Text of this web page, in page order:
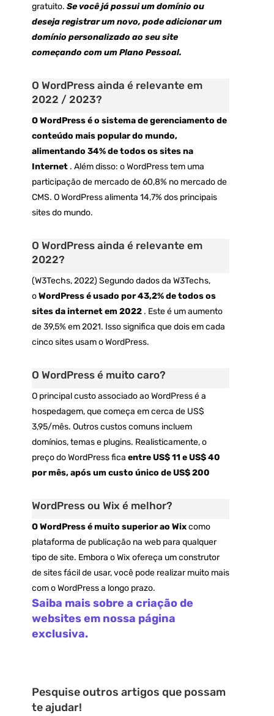
gratuito. Se você já possui um domínio ou
deseja registrar um novo, pode adicionar um
domínio personalizado ao seu site
começando com um Plano Pessoal.
O WordPress ainda é relevante em
2022 / 2023?
O WordPress é o sistema de gerenciamento de
conteúdo mais popular do mundo,
alimentando 34% de todos os sites na
Internet. Além disso: o WordPress tem uma
participação de mercado de 60,8% no mercado de
CMS. O WordPress alimenta 14,7% dos principais
sites do mundo.
O WordPress ainda é relevante em
2022?
(W3Techs, 2022) Segundo dados da W3Techs,
oWordPress é usado por 43,2% de todos os
sites da internet em 2022. Este é um aumento
de 39,5% em 2021. Isso significa que dois em cada
cinco sites usam o WordPress.
O WordPress é muito caro?
O principal custo associado ao WordPress é a
hospedagem, que começa em cerca de US$
3,95/mês. Outros custos comuns incluem
domínios, temas e plugins. Realisticamente, o
preço do WordPress fica entre US$ 11 e US$ 40
por mês, após um custo único de US$ 200
WordPress ou Wix é melhor?
O WordPress é muito superior ao Wixcomo
plataforma de publicação na web para qualquer
tipo de site. Embora o Wix ofereça um construtor
de sites fácil de usar, você pode realizar muito mais
com o WordPress a longo prazo.
Saiba mais sobre a criação de
websites em nossa página
exclusiva.
Pesquise outros artigos que possam
te ajudar!